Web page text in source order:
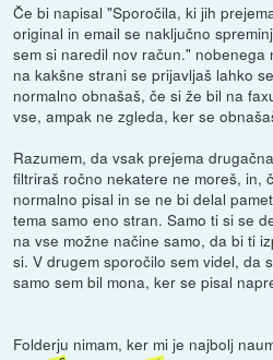
Če bi napisal "Sporočila, ki jih
original in email se naključno
sem si naredil nov račun." nobenega
na kakšne strani se prijavljaš lahko
normalno obnašaš, če si že bil na
vse, ampak ne zgleda, ker se
Razumem, da vsak prejema
filtriraš ročno nekatere ne moreš, in,
normalno pisal in se ne bi delal
tema samo eno stran. Samo ti si se
na vse možne načine samo, da bi ti
si. V drugem sporočilo sem videl, da
samo sem bil mona, ker se pisal
Folderju nimam, ker mi je najbolj